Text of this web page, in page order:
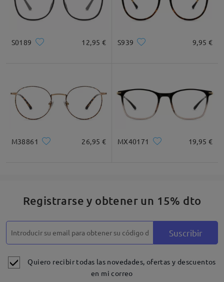
S0189 12,95 € S939 9,95 €
M38861 26,95 € MX40171 19,95 €
Registrarse y obtener un 15% dto
Suscribir
Quiero recibir todas las novedades, ofertas y descuentos
en mi correo